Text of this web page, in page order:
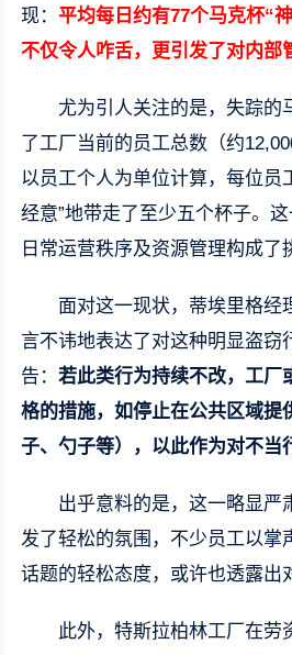
现：平均每日约有77个马克杯“
不仅令人咋舌，更引发了对内部
尤为引人关注的是，失踪的
了工厂当前的员工总数（约
以员工个人为单位计算，每位员
经意”地带走了至少五个杯子。
日常运营秩序及资源管理构成了
面对这一现状，蒂埃里格经
言不讳地表达了对这种明显盗窃
告：若此类行为持续不改，工厂
格的措施，如停止在公共区域提
子、勺子等），以此作为对不当
出乎意料的是，这一略显严
发了轻松的氛围，不少员工以掌
话题的轻松态度，或许也透露出
此外，特斯拉柏林工厂在劳